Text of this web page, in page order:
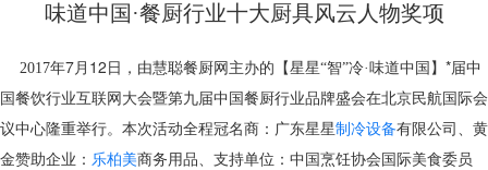
味道中国·餐厨行业十大厨具风云人物奖项
2017年7月 12 日，由慧聪餐厨网主办的【星星“智”冷·味道中国】 *届中
国餐饮行业互联网大会暨第九届中国餐厨行业品牌盛会在北京民航国际会
议中心隆重举行。本次活动全程冠名商：广东星星制冷设备有限公司、黄
金赞助企业： 乐柏美商务用品、支持单位：中国烹饪协会国际美食委员